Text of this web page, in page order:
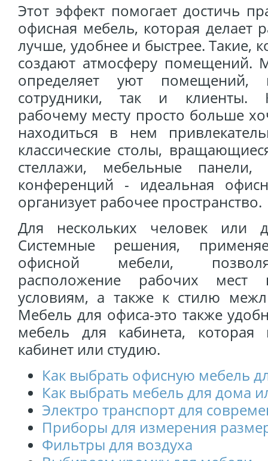
Этот эффект помогает достичь
офисная мебель, которая делает
лучше, удобнее и быстрее. Такие,
создают атмосферу помещений.
определяет уют помещений,
сотрудники, так и клиенты.
рабочему месту просто больше
находиться в нем
классические столы,
стеллажи, мебельные
конференций - идеальная
организует рабочее пространство.
Для нескольких человек или
Системные решения,
офисной мебели,
расположение рабочих мест
условиям, а также к стилю
Мебель для офиса-это также
мебель для кабинета, которая
кабинет или студию.
Как выбрать офисную мебель
Как выбрать мебель для дома
Электро транспорт для
Приборы для измерения
Фильтры для воздуха